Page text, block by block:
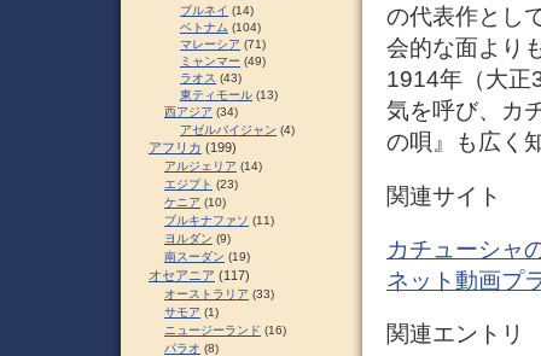
の代表作とし
会的な面より
1914年（大正
気を呼び、カ
の唄』も広く
関連サイト
カチューシャ
ネット動画プ
関連エントリ
ブルネイ (14)
ベトナム (104)
マレーシア (71)
ミャンマー (49)
ラオス (43)
東ティモール (13)
西アジア (34)
アゼルバイジャン (4)
アフリカ (199)
アルジェリア (14)
エジプト (23)
ケニア (10)
ブルキナファソ (11)
ヨルダン (9)
南スーダン (19)
オセアニア (117)
オーストラリア (33)
サモア (1)
ニュージーランド (16)
パラオ (8)